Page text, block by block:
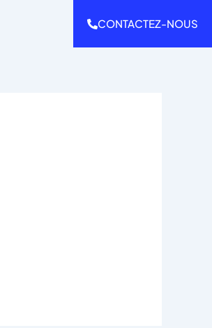
CONTACTEZ-NOUS